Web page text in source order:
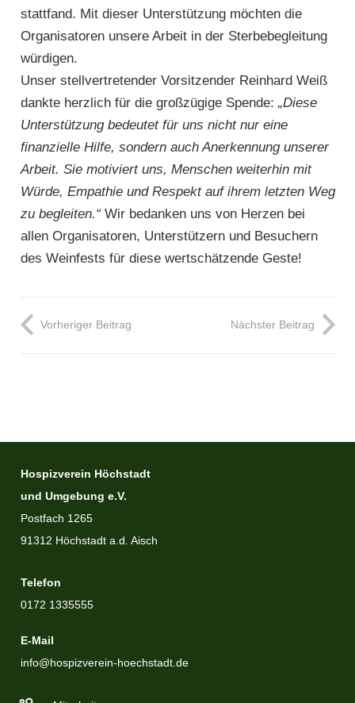
stattfand. Mit dieser Unterstützung möchten die
Organisatoren unsere Arbeit in der Sterbebegleitung
würdigen.
Unser stellvertretender Vorsitzender Reinhard Weiß
dankte herzlich für die großzügige Spende: „Diese
Unterstützung bedeutet für uns nicht nur eine
finanzielle Hilfe, sondern auch Anerkennung unserer
Arbeit. Sie motiviert uns, Menschen weiterhin mit
Würde, Empathie und Respekt auf ihrem letzten Weg
zu begleiten.“Wir bedanken uns von Herzen bei
allen Organisatoren, Unterstützern und Besuchern
des Weinfests für diese wertschätzende Geste!
Vorheriger Beitrag Nächster Beitrag
Hospizverein Höchstadt
und Umgebung e.V.
Postfach 1265
91312 Höchstadt a.d. Aisch
Telefon
0172 1335555
E-Mail
info@hospizverein-hoechstadt.de